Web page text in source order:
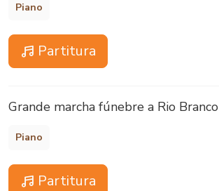
Piano
Partitura
Grande marcha fúnebre a Rio Branco
Piano
Partitura